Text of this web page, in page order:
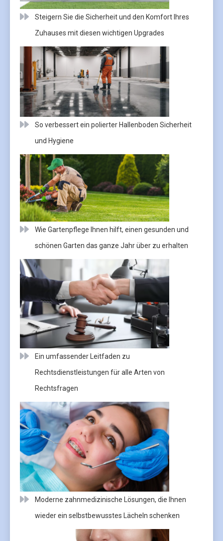
Steigern Sie die Sicherheit und den Komfort Ihres
Zuhauses mit diesen wichtigen Upgrades
So verbessert ein polierter Hallenboden Sicherheit
und Hygiene
Wie Gartenpflege Ihnen hilft, einen gesunden und
schönen Garten das ganze Jahr über zu erhalten
Ein umfassender Leitfaden zu
Rechtsdienstleistungen für alle Arten von
Rechtsfragen
Moderne zahnmedizinische Lösungen, die Ihnen
wieder ein selbstbewusstes Lächeln schenken